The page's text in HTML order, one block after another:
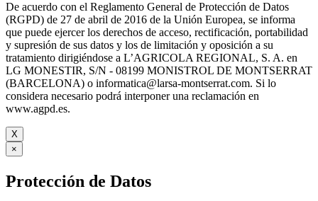
De acuerdo con el Reglamento General de Protección de Datos
(RGPD) de 27 de abril de 2016 de la Unión Europea, se informa
que puede ejercer los derechos de acceso, rectificación, portabilidad
y supresión de sus datos y los de limitación y oposición a su
tratamiento dirigiéndose a L’AGRICOLA REGIONAL, S. A. en
LG MONESTIR, S/N - 08199 MONISTROL DE MONTSERRAT
(BARCELONA) o informatica@larsa-montserrat.com. Si lo
considera necesario podrá interponer una reclamación en
www.agpd.es.
X
×
Protección de Datos